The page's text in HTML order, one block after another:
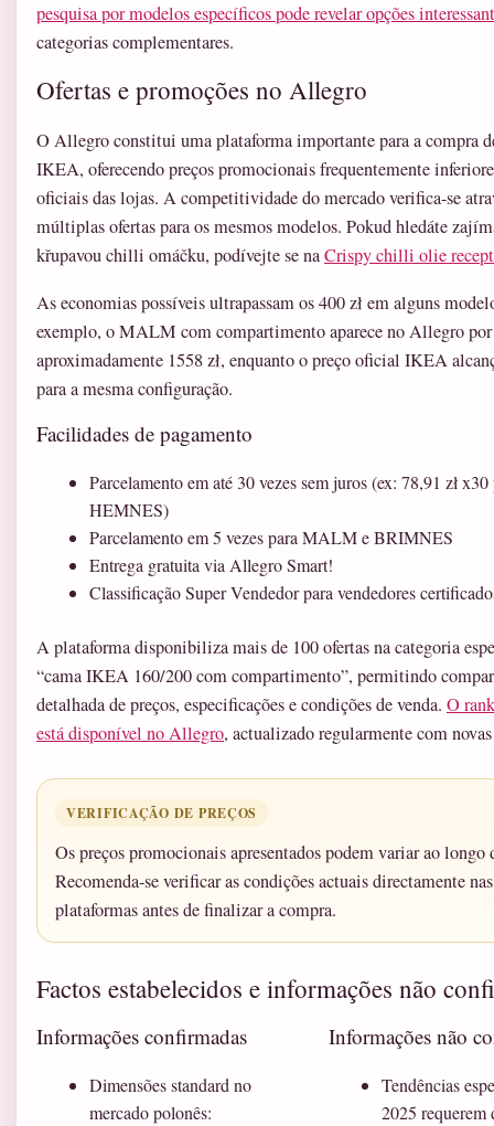
pesquisa por modelos específicos pode revelar opções
categorias complementares.
Ofertas e promoções no Allegro
O Allegro constitui uma plataforma importante para a compra
IKEA, oferecendo preços promocionais frequentemente
oficiais das lojas. A competitividade do mercado verifica-se
múltiplas ofertas para os mesmos modelos. Pokud hledáte
křupavou chilli omáčku, podívejte se naCrispy chilli olie recept
As economias possíveis ultrapassam os 400 zł em alguns
exemplo, o MALM com compartimento aparece no Allegro por
aproximadamente 1558 zł, enquanto o preço oficial IKEA
para a mesma configuração.
Facilidades de pagamento
Parcelamento em até 30 vezes sem juros (ex: 78,91 zł x30
HEMNES)
Parcelamento em 5 vezes para MALM e BRIMNES
Entrega gratuita via Allegro Smart!
Classificação Super Vendedor para vendedores
A plataforma disponibiliza mais de 100 ofertas na categoria
“cama IKEA 160/200 com compartimento”, permitindo
detalhada de preços, especificações e condições de venda. O
está disponível no Allegro, actualizado regularmente com
VERIFICAÇÃO DE PREÇOS
Os preços promocionais apresentados podem variar ao longo
Recomenda-se verificar as condições actuais directamente nas
plataformas antes de finalizar a compra.
Factos estabelecidos e informações não
Informações confirmadas
Dimensões standard no
mercado polonês:
Informações não
Tendências
2025 requerem